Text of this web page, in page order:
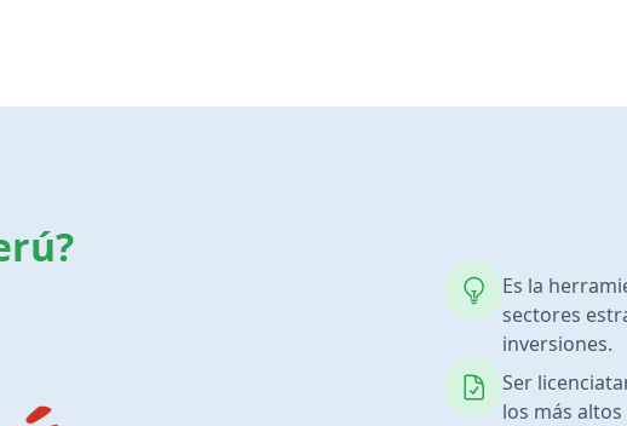
Es la
sectores
inversiones.
Ser
los más